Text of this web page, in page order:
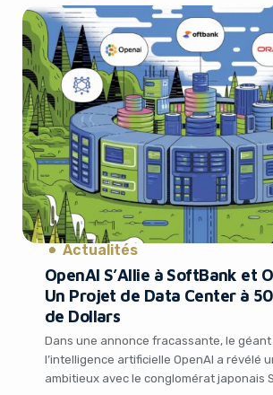
de Stargate, le pharaonique projet
[…]
Actualités
OpenAI S’Allie à SoftBank et
Un Projet de Data Center à
de Dollars
Dans une annonce fracassante, le géant
l’intelligence artificielle OpenAI a révélé
ambitieux avec le conglomérat japonais
It looks like
using an ad-